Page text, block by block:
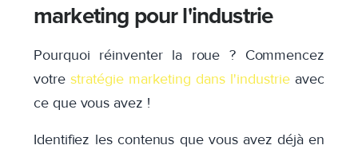
marketing pour l'industrie
Pourquoi réinventer la roue ? Commencez
votrestratégie marketing dans l'industrieavec
ce que vous avez !
Identifiez les contenus que vous avez déjà en